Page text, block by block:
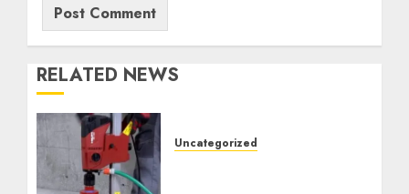
RELATED NEWS
Uncategorized